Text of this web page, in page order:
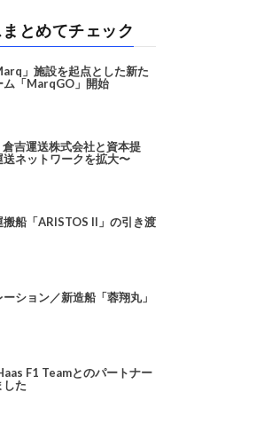
まとめてチェック
」施設を起点とした新た
ム「MarqGO」開始
吉運送株式会社と資本提
ネットワークを拡大〜
船「ARISTOS II」の引き渡
ション／新造船「蓉翔丸」
F1 Teamとのパートナー
した